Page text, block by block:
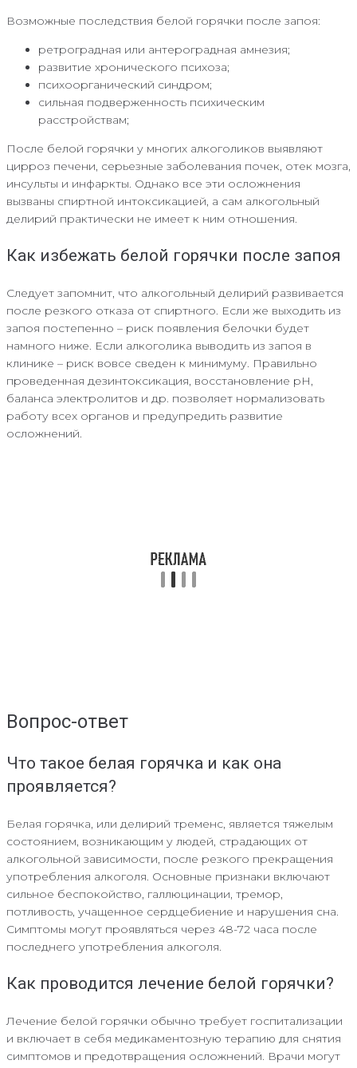
Возможные последствия белой горячки после запоя:
ретроградная или антероградная амнезия;
развитие хронического психоза;
психоорганический синдром;
сильная подверженность психическим
расстройствам;
После белой горячки у многих алкоголиков выявляют
цирроз печени, серьезные заболевания почек, отек мозга,
инсульты и инфаркты. Однако все эти осложнения
вызваны спиртной интоксикацией, а сам алкогольный
делирий практически не имеет к ним отношения.
Как избежать белой горячки после запоя
Следует запомнит, что алкогольный делирий развивается
после резкого отказа от спиртного. Если же выходить из
запоя постепенно – риск появления белочки будет
намного ниже. Если алкоголика выводить из запоя в
клинике – риск вовсе сведен к минимуму. Правильно
проведенная дезинтоксикация, восстановление pH,
баланса электролитов и др. позволяет нормализовать
работу всех органов и предупредить развитие
осложнений.
Вопрос-ответ
Что такое белая горячка и как она
проявляется?
Белая горячка, или делирий тременс, является тяжелым
состоянием, возникающим у людей, страдающих от
алкогольной зависимости, после резкого прекращения
употребления алкоголя. Основные признаки включают
сильное беспокойство, галлюцинации, тремор,
потливость, учащенное сердцебиение и нарушения сна.
Симптомы могут проявляться через 48-72 часа после
последнего употребления алкоголя.
Как проводится лечение белой горячки?
Лечение белой горячки обычно требует госпитализации
и включает в себя медикаментозную терапию для снятия
симптомов и предотвращения осложнений. Врачи могут